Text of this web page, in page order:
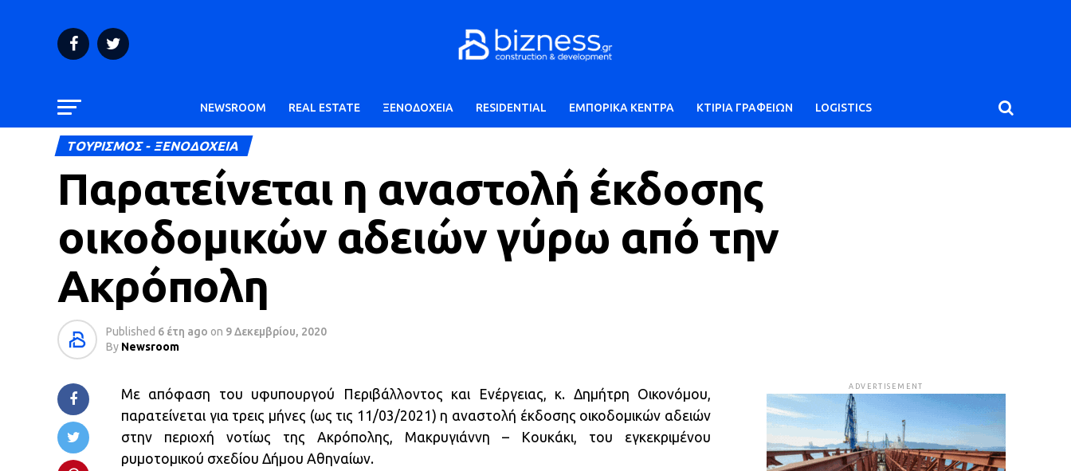
NEWSROOM REAL ESTATE ΞΕΝΟΔΟΧΕΙΑ RESIDENTIAL ΕΜΠΟΡΙΚΑ ΚΕΝΤΡΑ ΚΤΙΡΙΑ ΓΡΑΦΕΙΩΝ LOGISTICS
ΤΟΥΡΙΣΜΟΣ - ΞΕΝΟΔΟΧΕΙΑ
Παρατείνεται η αναστολή έκδοσης
οικοδομικών αδειών γύρω από την
Ακρόπολη
Published 6 έτη ago on 9 Δεκεμβρίου, 2020
By Newsroom
Με απόφαση του υφυπουργού Περιβάλλοντος και Ενέργειας, κ. Δημήτρη Οικονόμου,
παρατείνεται για τρεις μήνες (ως τις 11/03/2021) η αναστολή έκδοσης οικοδομικών αδειών
στην περιοχή νοτίως της Ακρόπολης, Μακρυγιάννη – Κουκάκι, του εγκεκριμένου
ρυμοτομικού σχεδίου Δήμου Αθηναίων.
ADVERTISEMENT